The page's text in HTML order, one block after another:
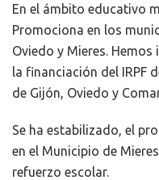
En el ámbito educativo
Promociona en los
Oviedo y Mieres. Hemos
la financiación del IRPF
de Gijón, Oviedo y
Se ha estabilizado, el
en el Municipio de
refuerzo escolar.